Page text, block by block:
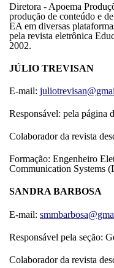
Diretora - Apoema
produção de conteúdo e
EA em diversas
pela revista eletrônica
2002.
JÚLIO TREVISAN
E-mail:
Responsável: pela página
Colaborador da revista
Formação: Engenheiro
Communication Systems
SANDRA BARBOSA
E-mail:
Responsável pela seção:
Colaborador da revista